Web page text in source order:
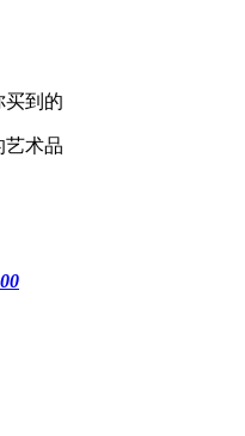
刷
买到的
艺术品